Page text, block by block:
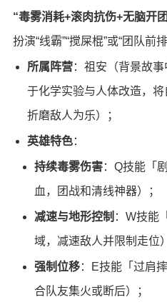
“毒雾消耗+滚肉抗伤+无脑开
扮演“线霸”“搅屎棍”或“团队前
所属阵营：祖安（背景故
于化学实验与人体改造，
折磨敌人为乐）；
英雄特色：
持续毒雾伤害：Q技能「
血，团战和清线神器）；
减速与地形控制 ：W技能
域，减速敌人并限制走位
强制位移：E技能「过肩
合队友集火或断后）；